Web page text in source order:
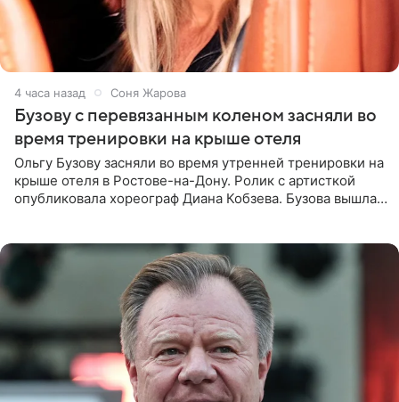
4 часа назад Соня Жарова
Бузову с перевязанным коленом засняли во
время тренировки на крыше отеля
Ольгу Бузову засняли во время утренней тренировки на
крыше отеля в Ростове-на-Дону. Ролик с артисткой
опубликовала хореограф Диана Кобзева. Бузова вышла